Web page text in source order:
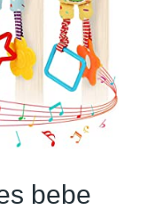
bebe